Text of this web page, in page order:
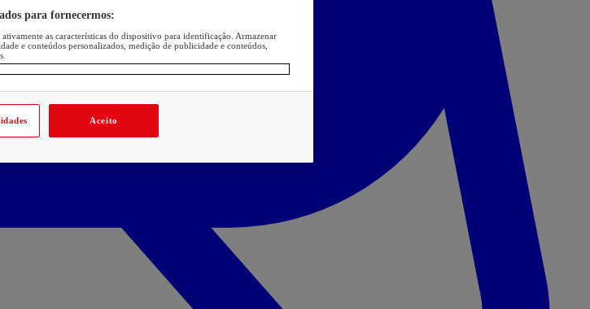
para fornecermos:
as características do dispositivo para identificação. Armazenar
e conteúdos personalizados, medição de publicidade e conteúdos,
Aceito